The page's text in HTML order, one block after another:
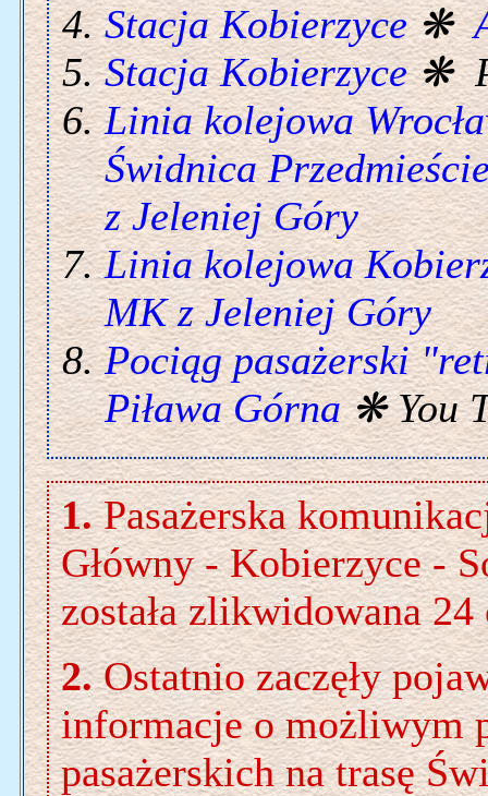
Stacja Kobierzyce❋
Stacja Kobierzyce❋
Linia kolejowa
Świdnica
z Jeleniej Góry
Linia kolejowa
MK z Jeleniej Góry
Pociąg pasażerski
Piława Górna❋ You
1.Pasażerska
Główny - Kobierzyce -
została zlikwidowana
2.Ostatnio zaczęły
informacje o możliwym
pasażerskich na trasę